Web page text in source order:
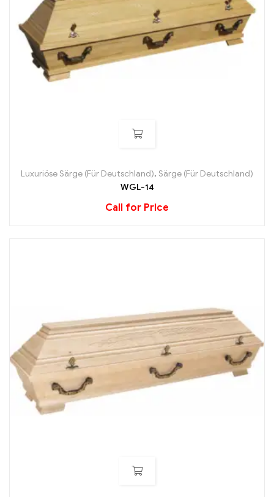
Luxuriöse Särge (Für Deutschland), Särge (Für Deutschland)
WGL-14
Call for Price